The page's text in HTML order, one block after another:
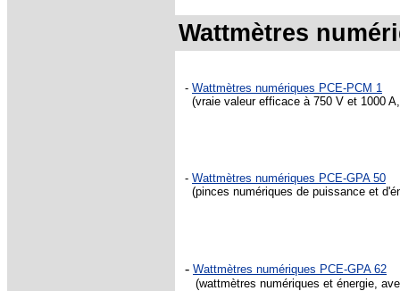
Wattmètres
- Wattmètres numériques PCE-PCM 1
(vraie valeur efficace à 750 V et 1000
- Wattmètres numériques PCE-GPA 50
(pinces numériques de puissance et
- Wattmètres numériques PCE-GPA 62
(wattmètres numériques et énergie,